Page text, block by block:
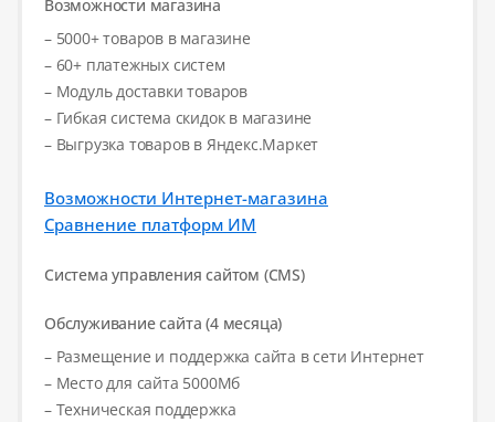
Возможности магазина
– 5000+ товаров в магазине
– 60+ платежных систем
– Модуль доставки товаров
– Гибкая система скидок в магазине
– Выгрузка товаров в Яндекс.Маркет
Возможности Интернет-магазина
Сравнение платформ ИМ
Система управления сайтом (CMS)
Обслуживание сайта (4 месяца)
– Размещение и поддержка сайта в сети Интернет
– Место для сайта 5000Мб
– Техническая поддержка